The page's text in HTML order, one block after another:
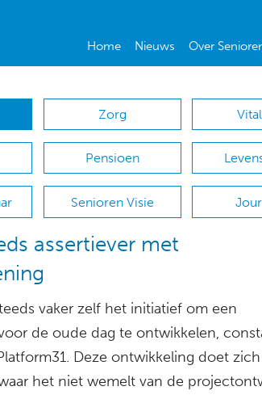
Home Nieuws Over
Zorg
Pensioen
Senioren Visie
assertiever met
vaker zelf het initiatief om een
de oude dag te ontwikkelen,
Deze ontwikkeling doet
het niet wemelt van de